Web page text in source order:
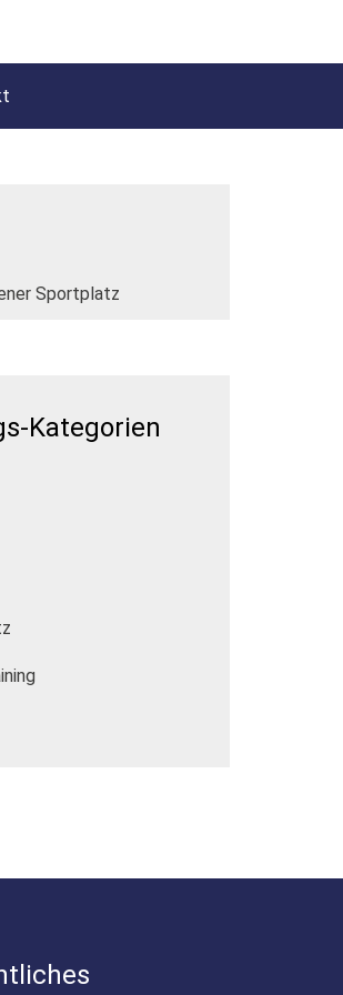
Sportplatz
Kategorien